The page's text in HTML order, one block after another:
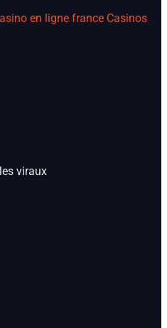
en ligne france Casinos
viraux